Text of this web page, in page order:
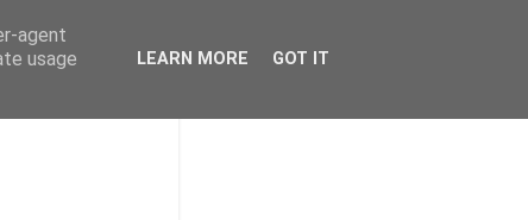
agent
usage
LEARN MORE GOT IT